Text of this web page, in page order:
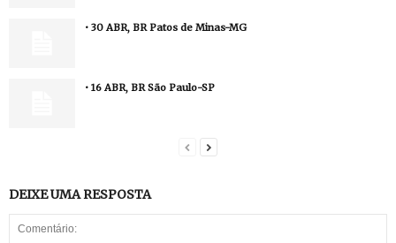
• 30 ABR, BR Patos de Minas-MG
• 16 ABR, BR São Paulo-SP
DEIXE UMA RESPOSTA